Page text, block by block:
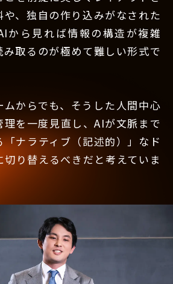
、独自の作り込みがなされた
から見れば情報の構造が複雑
取るのが極めて難しい形式で
からでも、そうした人間中心
を一度見直し、AIが文脈まで
ナラティブ（記述的）」なド
り替えるべきだと考えていま